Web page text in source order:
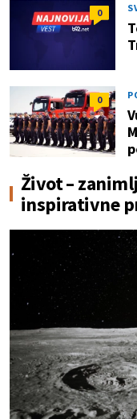
0
0
Život –
inspirativne